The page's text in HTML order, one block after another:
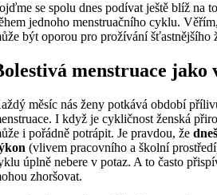
se spolu dnes podívat ještě blíž na
jednoho menstruačního cyklu.
být oporou pro prožívání šťastnějšího
menstruace jako
měsíc nás ženy potkává období
I když je cykličnost ženská
i pořádně potrápit. Je pravdou, že
(vlivem pracovního a školní
úplně nebere v potaz. A to často
zhoršovat.